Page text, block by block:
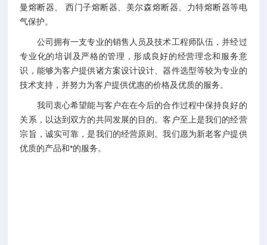
曼熔断器、 西门子熔断器、美尔森熔断器、力特熔断器等电
气保护。
公司拥有一支专业的销售人员及技术工程师队伍，并经过
专业化的培训及严格的管理，形成良好的经营理念和服务意
识，能够为客户提供诸方案设计设计、器件选型等较为专业的
技术支持，并努力为客户提供优惠的价格及优质的服务。
我司衷心希望能与客户在在今后的合作过程中保持良好的
关系，以达到双方的共同发展的目的。客户至上是我们的经营
宗旨，诚实可靠，是我们的经营原则。我们愿为新老客户提供
优质的产品和*的服务。